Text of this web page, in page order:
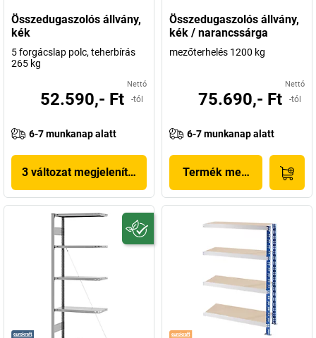
Összedugaszolós állvány,
kék
5 forgácslap polc, teherbírás
265 kg
Nettó
52.590,- Ft -tól
6-7 munkanap alatt
3 változat megjelenítése
Összedugaszolós állvány,
kék / narancssárga
mezőterhelés 1200 kg
Nettó
75.690,- Ft -tól
6-7 munkanap alatt
Termék megjelenítése